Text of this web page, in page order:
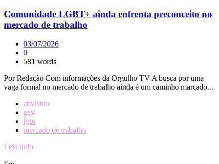
Comunidade LGBT+ ainda enfrenta preconceito no
mercado de trabalho
03/07/2026
0
581 words
Por Redação Com informações da Orgulho TV A busca por uma
vaga formal no mercado de trabalho ainda é um caminho marcado...
ativismo
gay
lgbt
mercado de trabalho
Leia tudo